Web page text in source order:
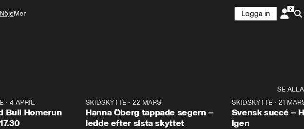
NöjeMer
Logga in
SE ALLA
•4 APRIL
Bull Homerun
SKIDSKYTTE• 22 MARS
Hanna Öberg tappade segern –
ledde efter sista skyttet
SKIDSKYTTE• 21
Svensk succé –
igen